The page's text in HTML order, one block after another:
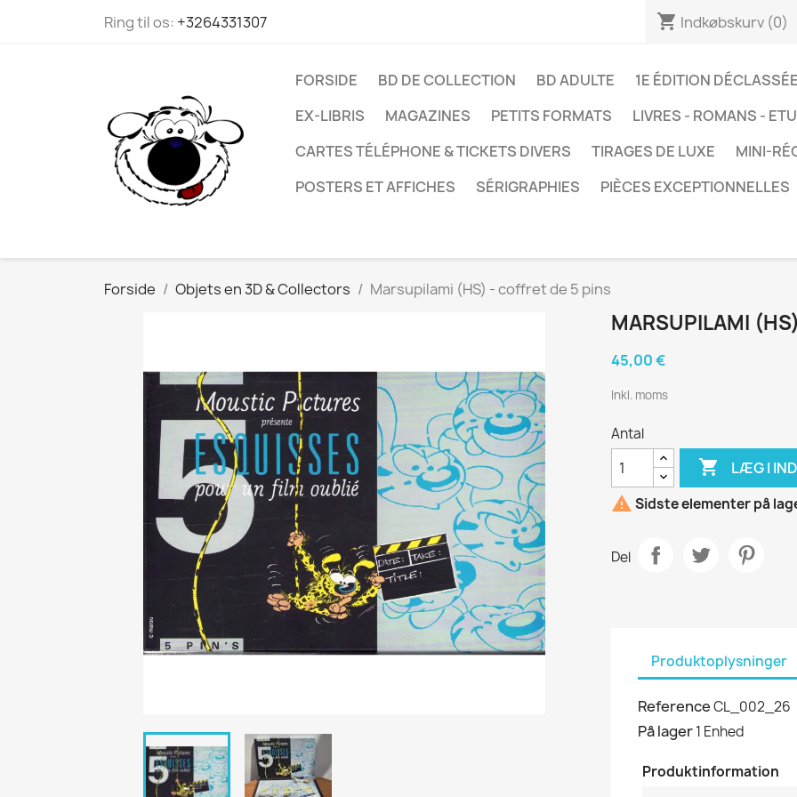
Ring til os: +3264331307 shopping_cart Indkøbskurv (0)
FORSIDE BD DE COLLECTION BD ADULTE 1E ÉDITION
EX-LIBRIS
MAGAZINES PETITS FORMATS LIVRES - ROMANS -
CARTES TÉLÉPHONE & TICKETS DIVERS
TIRAGES DE LUXE
MINI-
POSTERS ET AFFICHES
SÉRIGRAPHIES PIÈCES EXCEPTIONNELLES
Forside Objets en 3D & Collectors Marsupilami (HS) - coffret de 5 pins
MARSUPILAMI
45,00 €
Inkl. moms
Antal
 LÆG I
 Sidste elementer på
Del
Produktoplysninger
ReferenceCL_002_26
På lager1 Enhed
Produktinformation